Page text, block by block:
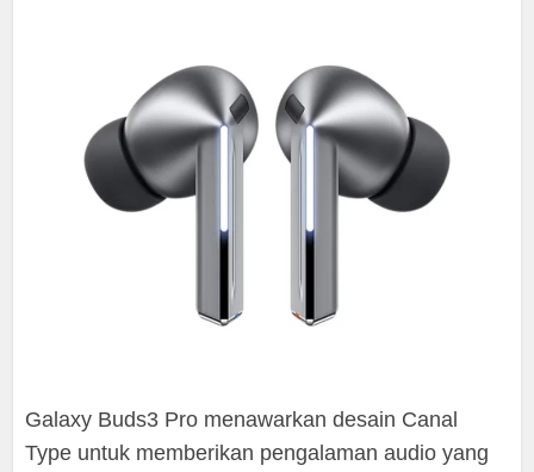
Galaxy Buds3 Pro menawarkan desain Canal
Type untuk memberikan pengalaman audio yang